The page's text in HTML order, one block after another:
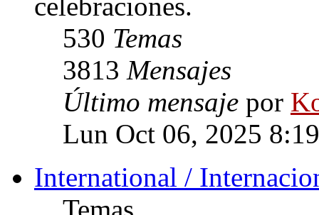
530 Temas
3813 Mensajes
Último mensaje por
Lun Oct 06, 2025
International /